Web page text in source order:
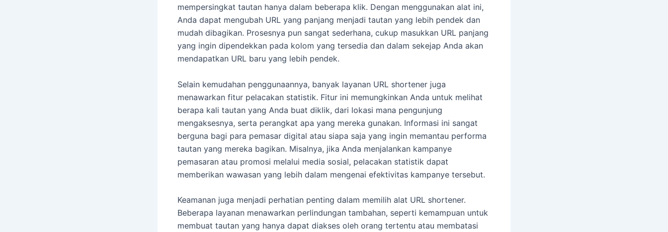
mempersingkat tautan hanya dalam beberapa klik. Dengan menggunakan alat ini,
Anda dapat mengubah URL yang panjang menjadi tautan yang lebih pendek dan
mudah dibagikan. Prosesnya pun sangat sederhana, cukup masukkan URL panjang
yang ingin dipendekkan pada kolom yang tersedia dan dalam sekejap Anda akan
mendapatkan URL baru yang lebih pendek.
Selain kemudahan penggunaannya, banyak layanan URL shortener juga
menawarkan fitur pelacakan statistik. Fitur ini memungkinkan Anda untuk melihat
berapa kali tautan yang Anda buat diklik, dari lokasi mana pengunjung
mengaksesnya, serta perangkat apa yang mereka gunakan. Informasi ini sangat
berguna bagi para pemasar digital atau siapa saja yang ingin memantau performa
tautan yang mereka bagikan. Misalnya, jika Anda menjalankan kampanye
pemasaran atau promosi melalui media sosial, pelacakan statistik dapat
memberikan wawasan yang lebih dalam mengenai efektivitas kampanye tersebut.
Keamanan juga menjadi perhatian penting dalam memilih alat URL shortener.
Beberapa layanan menawarkan perlindungan tambahan, seperti kemampuan untuk
membuat tautan yang hanya dapat diakses oleh orang tertentu atau membatasi